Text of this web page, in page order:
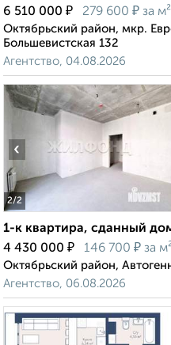
6 510 000 ₽ 279 600 ₽ за м²
Октябрьский район, мкр.
Большевистская 132
Агентство, 04.08.2026
2/2
‹
1-к квартира, сданный
4 430 000 ₽ 146 700 ₽ за
Октябрьский район,
Агентство, 06.08.2026